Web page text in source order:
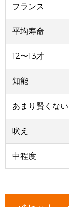
フランス
平均寿命
12〜13才
知能
あまり賢くない
吠え
中程度